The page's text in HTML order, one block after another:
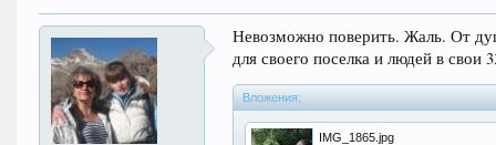
Невозможно поверить. Жаль. От
для своего поселка и людей в свои
Вложения:
IMG_1865.jpg